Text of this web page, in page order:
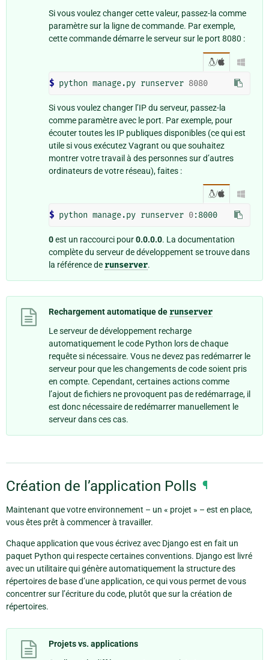
Si vous voulez changer cette valeur, passez-la comme
paramètre sur la ligne de commande. Par exemple,
cette commande démarre le serveur sur le port 8080 :
/ 
$ python manage.py runserver 8080
Si vous voulez changer l’IP du serveur, passez-la
comme paramètre avec le port. Par exemple, pour
écouter toutes les IP publiques disponibles (ce qui est
utile si vous exécutez Vagrant ou que souhaitez
montrer votre travail à des personnes sur d’autres
ordinateurs de votre réseau), faites :
/ 
$ python manage.py runserver 0
0est un raccourci pour0.0.0.0. La documentation
complète du serveur de développement se trouve dans
la référence de runserver.
Rechargement automatique de runserver
Le serveur de développement recharge
automatiquement le code Python lors de chaque
requête si nécessaire. Vous ne devez pas redémarrer le
serveur pour que les changements de code soient pris
en compte. Cependant, certaines actions comme
l’ajout de fichiers ne provoquent pas de redémarrage, il
est donc nécessaire de redémarrer manuellement le
serveur dans ces cas.
Création de l’application Polls ¶
Maintenant que votre environnement – un « projet » – est en place,
vous êtes prêt à commencer à travailler.
Chaque application que vous écrivez avec Django est en fait un
paquet Python qui respecte certaines conventions. Django est livré
avec un utilitaire qui génère automatiquement la structure des
répertoires de base d’une application, ce qui vous permet de vous
concentrer sur l’écriture du code, plutôt que sur la création de
répertoires.
Projets vs. applications